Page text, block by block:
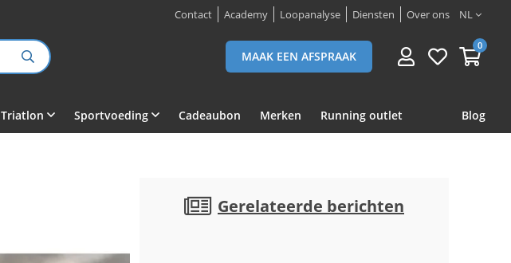
Contact Academy Loopanalyse Diensten Over ons NL
MAAK EEN AFSPRAAK
0
Triatlon Sportvoeding Cadeaubon Merken Running outlet Blog
Gerelateerde berichten